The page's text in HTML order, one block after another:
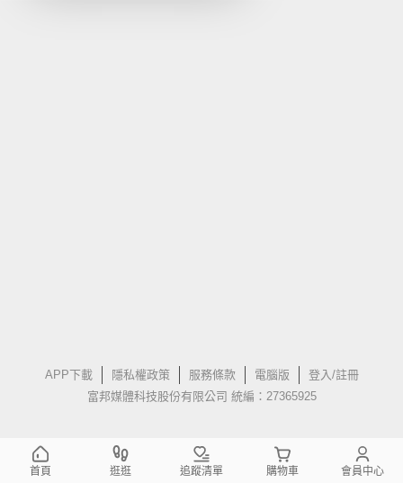
APP下載 隱私權政策 服務條款 電腦版
登入/註冊
富邦媒體科技股份有限公司 統編：27365925
首頁 逛逛 追蹤清單 購物車 會員中心